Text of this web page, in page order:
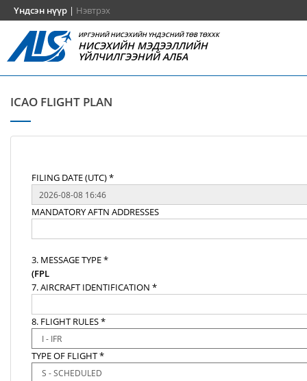
Үндсэн нүүр | Нэвтрэх
ИРГЭНИЙ НИСЭХИЙН ҮНДЭСНИЙ ТӨВ ТӨХХК
НИСЭХИЙН МЭДЭЭЛЛИЙН
ҮЙЛЧИЛГЭЭНИЙ АЛБА
ICAO FLIGHT PLAN
FILING DATE (UTC) *
MANDATORY AFTN ADDRESSES
3. MESSAGE TYPE *
(FPL
7. AIRCRAFT IDENTIFICATION *
8. FLIGHT RULES *
TYPE OF FLIGHT *